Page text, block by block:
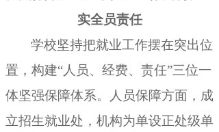
实全员责任
学校坚持把就业工作摆在突出位
置 ， 构建“人员、经费、责任”三位一
体坚强保障体系。人员保障方面 ， 成
立招生就业处，机构为单设正处级单